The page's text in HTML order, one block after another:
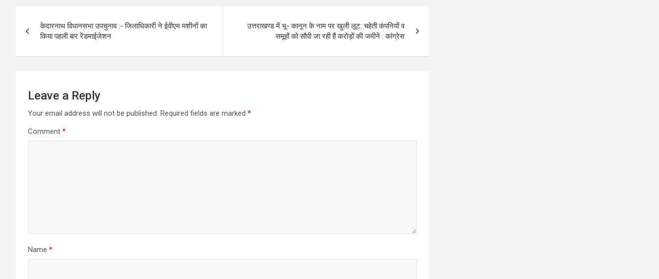
navigation
केदारनाथ विधानसभा उपचुनाव :- जिलाधिकारी ने ईवीएम मशीनों का
किया पहली बार रेंडमाईजेशन
उत्तराखण्ड में भू- कानून के नाम पर खुली लूट: चहेती कंपनियों व
समूहों को सौपी जा रही हैं करोड़ों की जमीनें : कांग्रेस
Leave a Reply
Your email address will not be published. Required fields are marked *
Comment *
Name *